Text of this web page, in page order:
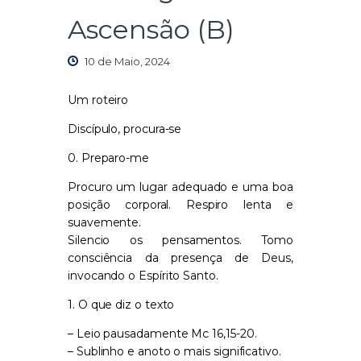
Ascensão (B)
10 de Maio, 2024
Um roteiro
Discípulo, procura-se
0. Preparo-me
Procuro um lugar adequado e uma boa
posição corporal. Respiro lenta e
suavemente.
Silencio os pensamentos. Tomo
consciência da presença de Deus,
invocando o Espírito Santo.
1. O que diz o texto
– Leio pausadamente Mc 16,15-20.
– Sublinho e anoto o mais significativo.